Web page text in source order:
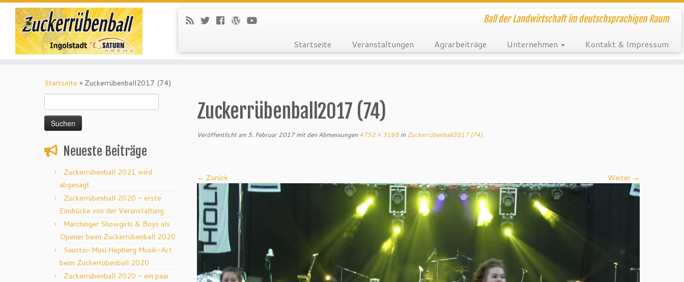
Ball der Landwirtschaft im deutschsprachigen Raum
Startseite Veranstaltungen Agrarbeiträge Unternehmen Kontakt & Impressum
Startseite » Zuckerrübenball2017 (74)
nach:
Neueste Beiträge
Zuckerrübenball 2021 wird
abgesagt
Zuckerrübenball 2020 – erste
Eindrücke von der Veranstaltung
Marchinger Showgirls & Boys als
Opener beim Zuckerrübenball 2020
Saustoi-Musi Hepberg Musik-Act
beim Zuckerrübenball 2020
Zuckerrübenball 2020 – ein paar
Zuckerrübenball2017 (74)
Veröffentlicht am 5. Februar 2017mit den Abmessungen 4752 × 3168 in Zuckerrübenball2017 (74).
← Zurück Weiter →